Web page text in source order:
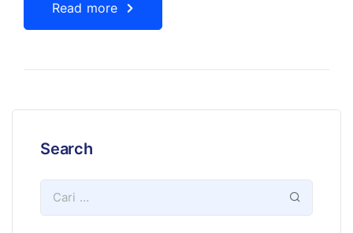
Read more
Search